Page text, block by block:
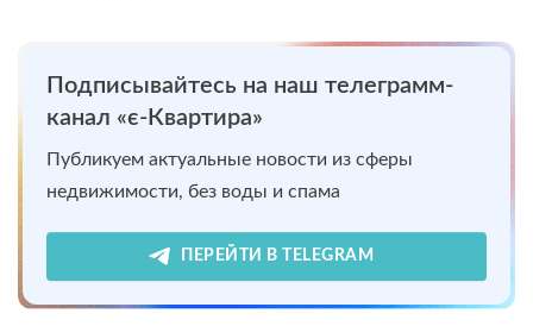
Подписывайтесь на наш телеграмм-
канал «є-Квартира»
Публикуем актуальные новости из сферы
недвижимости, без воды и спама
ПЕРЕЙТИ В TELEGRAM